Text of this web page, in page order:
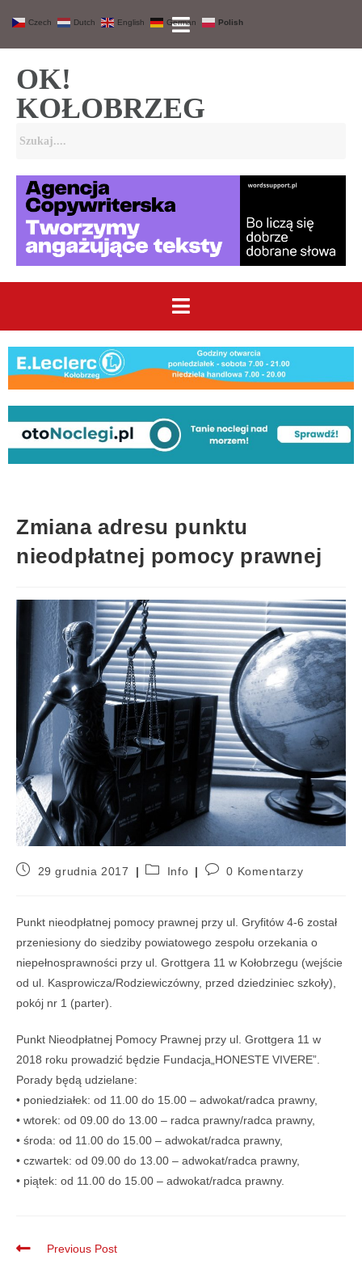
OK!
KOŁOBRZEG
Zmiana adresu punktu
nieodpłatnej pomocy prawnej
29 grudnia 2017 Info 0 Komentarzy
Punkt nieodpłatnej pomocy prawnej przy ul. Gryfitów 4-6 został
przeniesiony do siedziby powiatowego zespołu orzekania o
niepełnosprawności przy ul. Grottgera 11 w Kołobrzegu (wejście
od ul. Kasprowicza/Rodziewiczówny, przed dziedziniec szkoły),
pokój nr 1 (parter).
Punkt Nieodpłatnej Pomocy Prawnej przy ul. Grottgera 11 w
2018 roku prowadzić będzie Fundacja„HONESTE VIVERE”.
Porady będą udzielane:
• poniedziałek: od 11.00 do 15.00 – adwokat/radca prawny,
• wtorek: od 09.00 do 13.00 – radca prawny/radca prawny,
• środa: od 11.00 do 15.00 – adwokat/radca prawny,
• czwartek: od 09.00 do 13.00 – adwokat/radca prawny,
• piątek: od 11.00 do 15.00 – adwokat/radca prawny.
Previous Post
Czech Dutch English German Polish